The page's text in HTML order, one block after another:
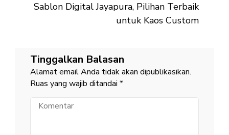
Sablon Digital Jayapura, Pilihan Terbaik
untuk Kaos Custom
Tinggalkan Balasan
Alamat email Anda tidak akan dipublikasikan.
Ruas yang wajib ditandai *
Komentar